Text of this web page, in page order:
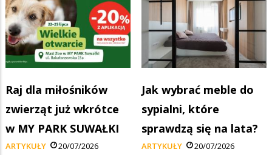
Raj dla miłośników
zwierząt już wkrótce
w MY PARK SUWAŁKI
ARTYKUŁY 20/07/2026
Jak wybrać meble do
sypialni, które
sprawdzą się na lata?
ARTYKUŁY 20/07/2026